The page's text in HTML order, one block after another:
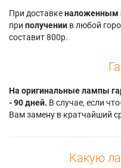
Christie DS +65
Christie DS+65
Christie DS+650
Christie HD450
Projectiondesign
Avielo Optix 1080
F3+
F3+
F3+
F30
При доставкеналоженным
при получении в любой
составит 800р.
На оригинальные лампы
- 90 дней. В случае, если
Вам замену в кратчайший
Какую